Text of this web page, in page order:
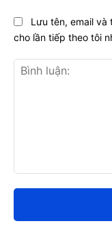
luận:
Lưu tên, email
cho lần tiếp theo tôi